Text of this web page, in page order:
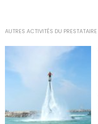
AUTRES ACTIVITÉS DU PRESTATAIRE